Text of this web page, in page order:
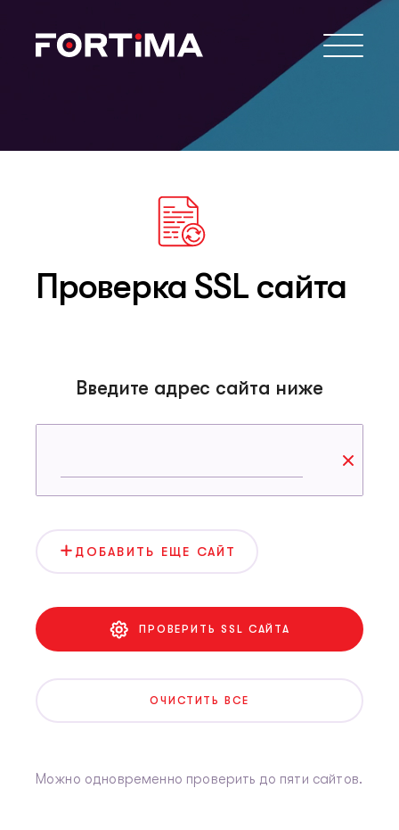
Проверка SSL сайта
Введите адрес сайта ниже
ДОБАВИТЬ ЕЩЕ САЙТ
ПРОВЕРИТЬ SSL САЙТА
ОЧИСТИТЬ ВСЕ
Можно одновременно проверить до пяти сайтов.